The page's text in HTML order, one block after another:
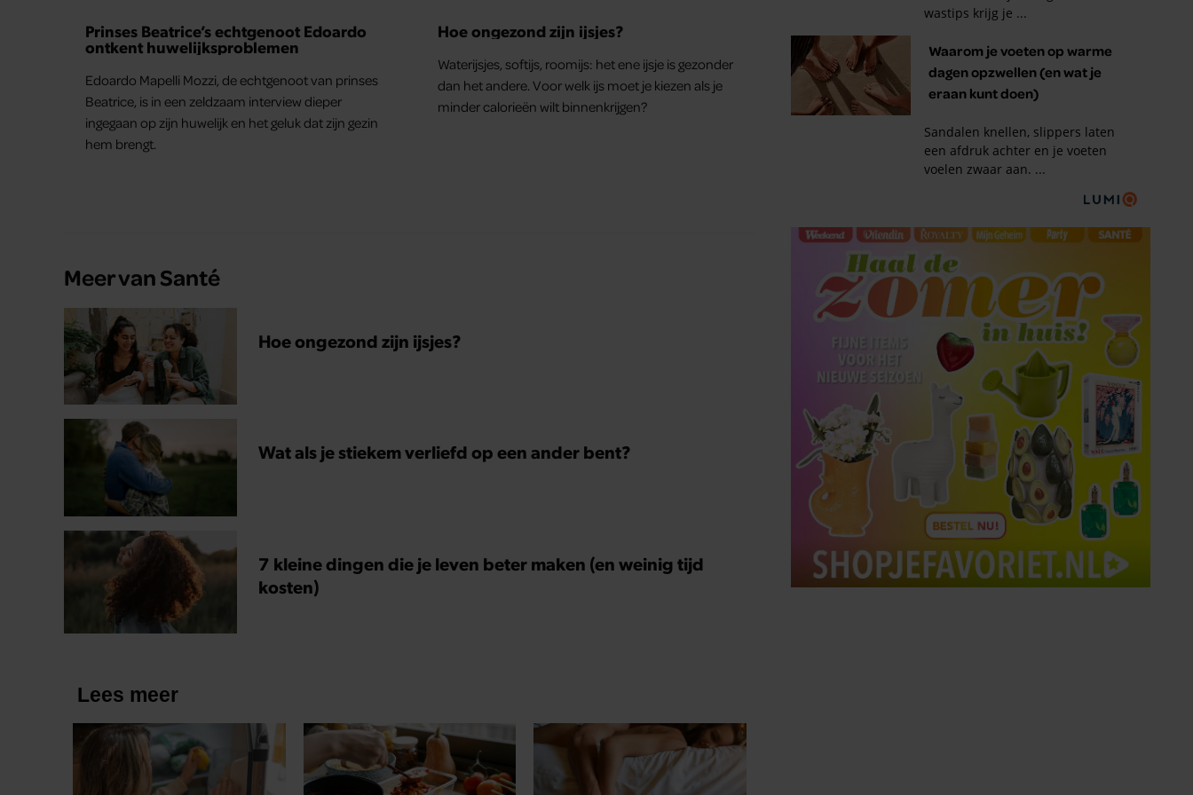
Prinses Beatrice’s echtgenoot Edoardo
ontkent huwelijksproblemen
Edoardo Mapelli Mozzi, de echtgenoot van prinses
Beatrice, is in een zeldzaam interview dieper
ingegaan op zijn huwelijk en het geluk dat zijn gezin
hem brengt.
Hoe ongezond zijn ijsjes?
Waterijsjes, softijs, roomijs: het ene ijsje is gezonder
dan het andere. Voor welk ijs moet je kiezen als je
minder calorieën wilt binnenkrijgen?
Meer van Santé
Hoe ongezond zijn ijsjes?
Wat als je stiekem verliefd op een ander bent?
7 kleine dingen die je leven beter maken (en weinig tijd
kosten)
Tips om je lekker in je vel
te voelen
Met de Santé nieuwsbrief ontvang je elke
week tips om je energiek, ontspannen en in
balans te voelen.